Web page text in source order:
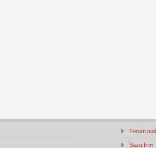
Forum
Baza firm